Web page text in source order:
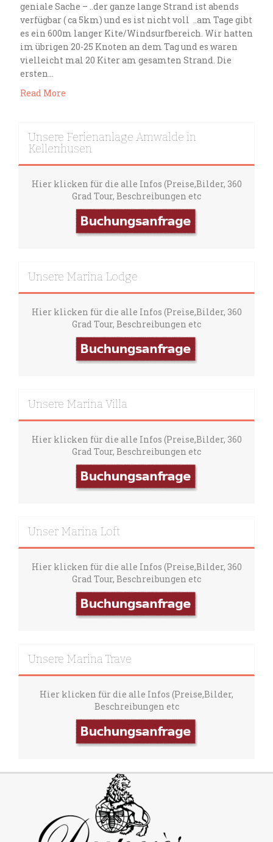
geniale Sache – ..der ganze lange Strand ist abends
verfügbar ( ca 5km) und es ist nicht voll ..am Tage gibt
es ein 600m langer Kite/Windsurfbereich. Wir hatten
im übrigen 20-25 Knoten an dem Tag und es waren
vielleicht mal 20 Kiter am gesamten Strand. Die
ersten…
Read More
Unsere Ferienanlage Amwalde in
Kellenhusen
Hier klicken für die alle Infos (Preise,Bilder, 360
Grad Tour, Beschreibungen etc
Unsere Marina Lodge
Hier klicken für die alle Infos (Preise,Bilder, 360
Grad Tour, Beschreibungen etc
Unsere Marina Villa
Hier klicken für die alle Infos (Preise,Bilder, 360
Grad Tour, Beschreibungen etc
Unser Marina Loft
Hier klicken für die alle Infos (Preise,Bilder, 360
Grad Tour, Beschreibungen etc
Unsere Marina Trave
Hier klicken für die alle Infos (Preise,Bilder,
Beschreibungen etc